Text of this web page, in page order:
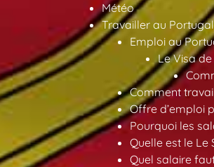
Météo
Travailler au Portugal
Emploi au
Le Visa
Comment
Offre d’emploi
Pourquoi les
Quelle est le Le
Quel salaire